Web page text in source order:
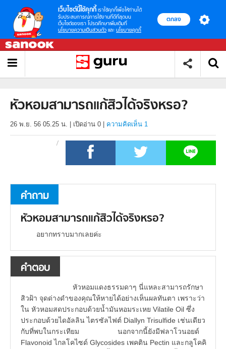
เว็บไซต์นี้ใช้คุกกี้ เราใช้คุกกี้เพื่อให้ท่านได้
รับประสบการณ์การใช้งานที่ดีที่สุดบน
เว็บไซต์ของเรา โปรดศึกษาเพิ่มเติมที่
นโยบายความเป็นส่วนตัว และ นโยบายคุกกี้
ตกลง
หัวหอมสามารถแก้สิวได้จริงหรอ?
26 พ.ย. 56 05.25 น. เปิดอ่าน 0 ความคิดเห็น 1
คำถาม
หัวหอมสามารถแก้สิวได้จริงหรอ?
อยากทราบมากเลยค่ะ
คำตอบ
หัวหอมแดงธรรมดาๆ นี่แหละสามารถรักษา
สิวฝ้า จุดด่างดำของคุณให้หายได้อย่างเห็นผลทันตา เพราะว่า
ใน หัวหอมสดประกอบด้วยน้ำมันหอมระเหย Vilatile Oil ซึ่ง
ประกอบด้วยไดอัลลิน ไตรซัลไฟต์ Diallyn Trisulfide เช่นเดียว
กับที่พบในกระเทียม นอกจากนี้ยังมีฟลาโวนอยด์
Flavonoid ไกลโคไซด์ Glycosides เพคติน Pectin และกลูโคคิ